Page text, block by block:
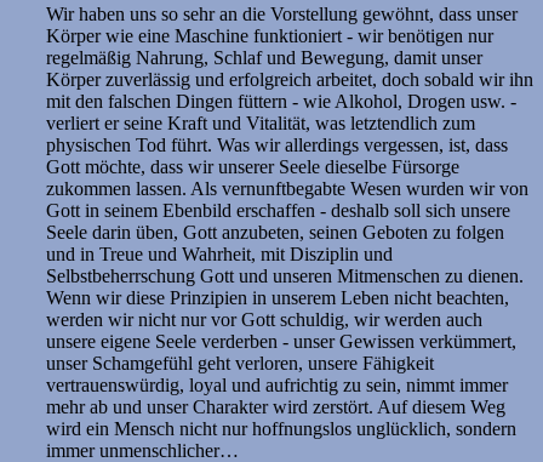
Wir haben uns so sehr an die Vorstellung gewöhnt, dass unser
Körper wie eine Maschine funktioniert - wir benötigen nur
regelmäßig Nahrung, Schlaf und Bewegung, damit unser
Körper zuverlässig und erfolgreich arbeitet, doch sobald wir ihn
mit den falschen Dingen füttern - wie Alkohol, Drogen usw. -
verliert er seine Kraft und Vitalität, was letztendlich zum
physischen Tod führt. Was wir allerdings vergessen, ist, dass
Gott möchte, dass wir unserer Seele dieselbe Fürsorge
zukommen lassen. Als vernunftbegabte Wesen wurden wir von
Gott in seinem Ebenbild erschaffen - deshalb soll sich unsere
Seele darin üben, Gott anzubeten, seinen Geboten zu folgen
und in Treue und Wahrheit, mit Disziplin und
Selbstbeherrschung Gott und unseren Mitmenschen zu dienen.
Wenn wir diese Prinzipien in unserem Leben nicht beachten,
werden wir nicht nur vor Gott schuldig, wir werden auch
unsere eigene Seele verderben - unser Gewissen verkümmert,
unser Schamgefühl geht verloren, unsere Fähigkeit
vertrauenswürdig, loyal und aufrichtig zu sein, nimmt immer
mehr ab und unser Charakter wird zerstört. Auf diesem Weg
wird ein Mensch nicht nur hoffnungslos unglücklich, sondern
immer unmenschlicher…